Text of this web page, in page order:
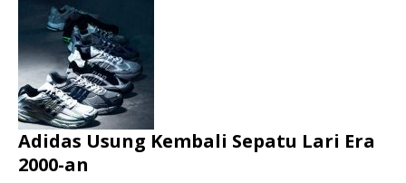
Adidas Usung Kembali Sepatu Lari Era
2000-an